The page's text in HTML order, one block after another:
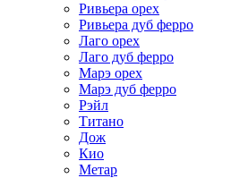
Ривьера орех
Ривьера дуб ферро
Лаго орех
Лаго дуб ферро
Марэ орех
Марэ дуб ферро
Рэйл
Титано
Дож
Кио
Метар